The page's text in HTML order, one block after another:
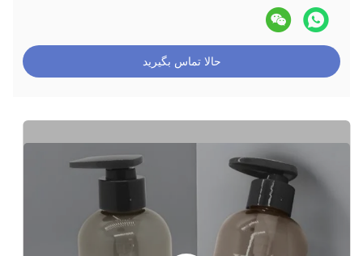
حالا تماس بگیرید